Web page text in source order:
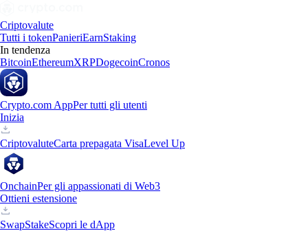
Criptovalute
Tutti i tokenPanieriEarnStaking
In tendenza
BitcoinEthereumXRPDogecoinCronos
Crypto.com AppPer tutti gli utenti
Inizia
CriptovaluteCarta prepagata VisaLevel Up
OnchainPer gli appassionati di Web3
Ottieni estensione
SwapStakeScopri le dApp